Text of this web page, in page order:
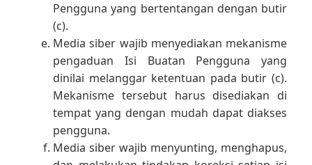
Pengguna yang bertentangan dengan butir
(c).
Media siber wajib menyediakan mekanisme
pengaduan Isi Buatan Pengguna yang
dinilai melanggar ketentuan pada butir (c).
Mekanisme tersebut harus disediakan di
tempat yang dengan mudah dapat diakses
pengguna.
Media siber wajib menyunting, menghapus,